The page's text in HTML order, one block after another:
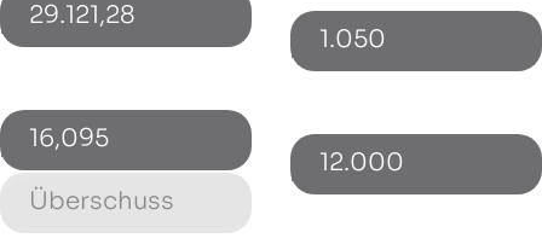
29.121,28
PV-Leistung [kWp]
16,095
Einspeisekonzept
1.050
Energieverbrauch [kWh]
12.000
Bezugspreis [€/kWh]